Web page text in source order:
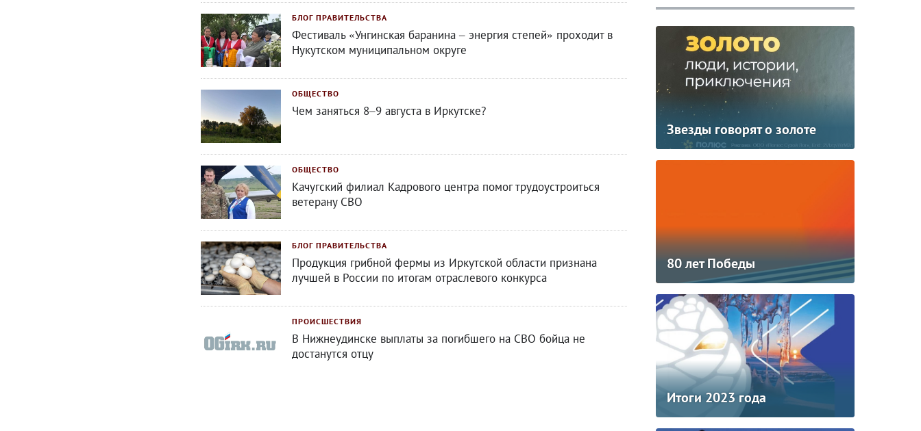
БЛОГ ПРАВИТЕЛЬСТВА
Фестиваль «Унгинская баранина – энергия степей» проходит в
Нукутском муниципальном округе
ОБЩЕСТВО
Чем заняться 8–9 августа в Иркутске?
ОБЩЕСТВО
Качугский филиал Кадрового центра помог трудоустроиться
ветерану СВО
БЛОГ ПРАВИТЕЛЬСТВА
Продукция грибной фермы из Иркутской области признана
лучшей в России по итогам отраслевого конкурса
ПРОИСШЕСТВИЯ
В Нижнеудинске выплаты за погибшего на СВО бойца не
достанутся отцу
Звезды говорят о золоте
80 лет Победы
Итоги 2023 года